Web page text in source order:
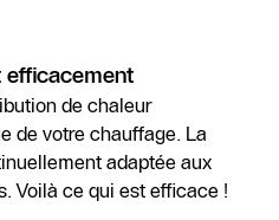
efficacement
de chaleur
de votre chauffage. La
adaptée aux
Voilà ce qui est efficace !